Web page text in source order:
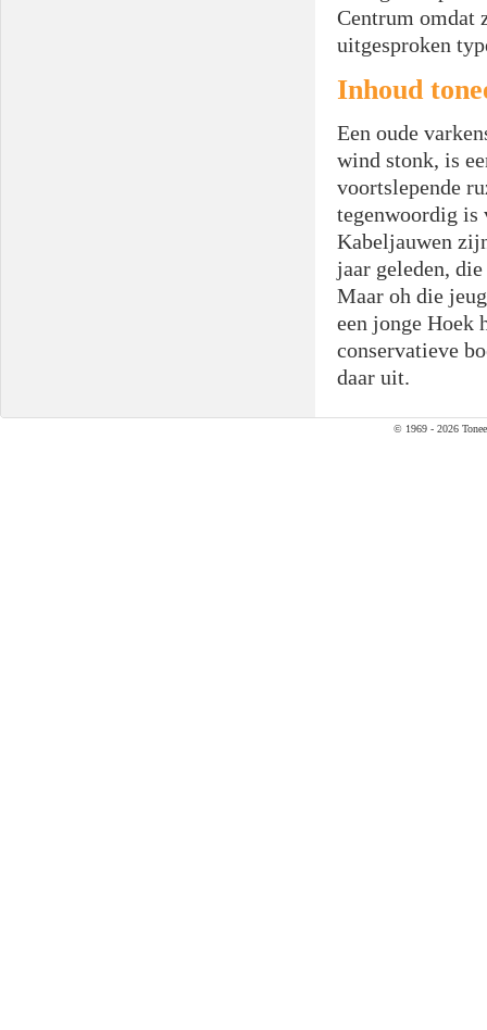
Centrum omdat
uitgesproken
Inhoud
Een oude
wind stonk, is
voortslepende
tegenwoordig is
Kabeljauwen
jaar geleden,
Maar oh die
een jonge Hoek
conservatieve
daar uit.
© 1969 - 2026